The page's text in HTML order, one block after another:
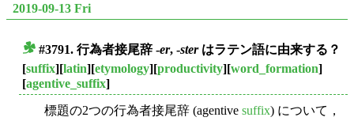
2019-09-13 Fri
#3791. 行為者接尾辞 -er, -sterはラテン語に由来する？
[suffix][latin][etymology][productivity][word_formation]
[agentive_suffix]
標題の2つの行為者接尾辞 (agentive suffix) について，